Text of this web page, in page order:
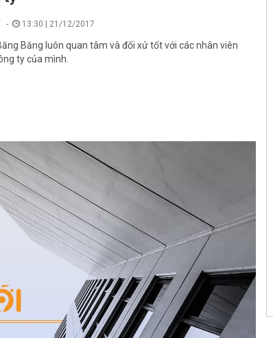
13:30 | 21/12/2017
Băng luôn quan tâm và đối xử tốt với các nhân viên
ty của mình.